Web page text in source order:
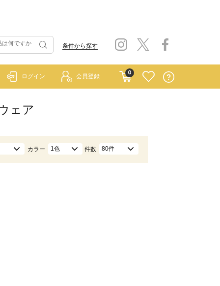
条件から探す
0
ログイン 会員登録
ェア
カラー 1色 件数 80件